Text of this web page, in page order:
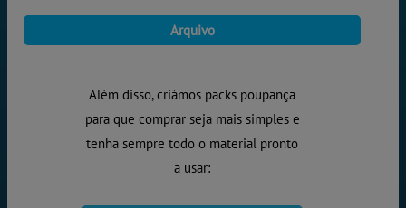
Arquivo
Além disso, criámos packs poupança
para que comprar seja mais simples e
tenha sempre todo o material pronto
a usar: